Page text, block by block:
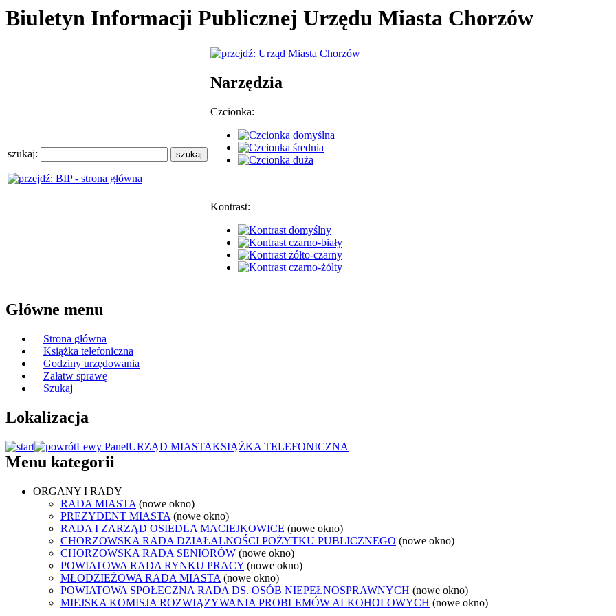
Biuletyn Informacji Publicznej Urzędu Miasta Chorzów
szukaj:
Narzędzia
Czcionka:
Kontrast:
Główne menu
Strona główna
Książka telefoniczna
Godziny urzędowania
Załatw sprawę
Szukaj
Lokalizacja
Lewy PanelURZĄD MIASTAKSIĄŻKA TELEFONICZNA
Menu kategorii
ORGANY I RADY
RADA MIASTA (nowe okno)
PREZYDENT MIASTA (nowe okno)
RADA I ZARZĄD OSIEDLA MACIEJKOWICE (nowe okno)
CHORZOWSKA RADA DZIAŁALNOŚCI POŻYTKU PUBLICZNEGO (nowe okno)
CHORZOWSKA RADA SENIORÓW (nowe okno)
POWIATOWA RADA RYNKU PRACY (nowe okno)
MŁODZIEŻOWA RADA MIASTA (nowe okno)
POWIATOWA SPOŁECZNA RADA DS. OSÓB NIEPEŁNOSPRAWNYCH (nowe okno)
MIEJSKA KOMISJA ROZWIĄZYWANIA PROBLEMÓW ALKOHOLOWYCH (nowe okno)